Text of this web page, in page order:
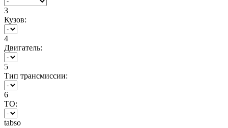
3
Кузов:
4
Двигатель:
5
Тип трансмиссии:
6
ТО:
tabso